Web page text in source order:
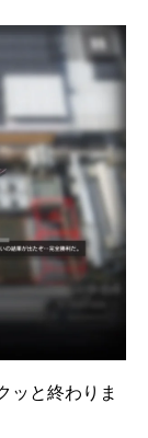
ッと終わりま